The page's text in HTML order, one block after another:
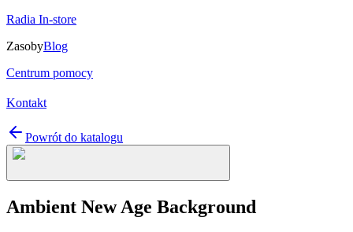
Radia In-store
ZasobyBlog
Centrum pomocy
Kontakt
Powrót do katalogu
Ambient New Age Background